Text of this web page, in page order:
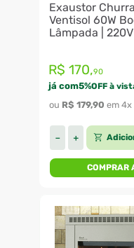
Exaustor
Ventisol 60W
Lâmpada | 220V
já com5%OFF à
R$ 170,90
ou R$ 179,90 em 4x
＋
－
COMPRAR